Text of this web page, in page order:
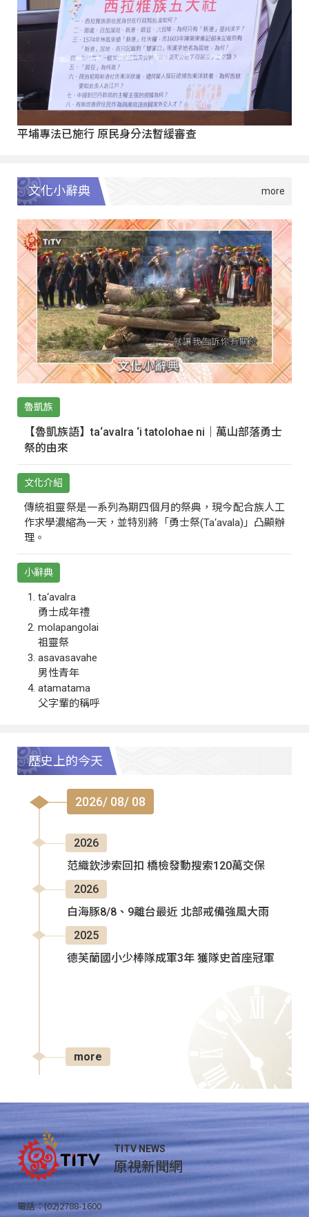
平埔專法已施行 原民身分法暫緩審查
文化小辭典
魯凱族
【魯凱族語】ta‘avalra ‘i tatolohae ni｜萬山部落勇士
祭的由來
文化介紹
傳統祖靈祭是一系列為期四個月的祭典，現今配合族人工
作求學濃縮為一天，並特別將「勇士祭(Ta‘avala)」凸顯辦
理。
小辭典
ta‘avalra
勇士成年禮
molapangolai
祖靈祭
asavasavahe
男性青年
atamatama
父字輩的稱呼
歷史上的今天
2026/ 08/ 08
2026
范織欽涉索回扣 橋檢發動搜索120萬交保
2026
白海豚8/8、9離台最近 北部戒備強風大雨
2025
德芙蘭國小少棒隊成軍3年 獲隊史首座冠軍
more
TITV NEWS
原視新聞網
電話：(02)2788-1600